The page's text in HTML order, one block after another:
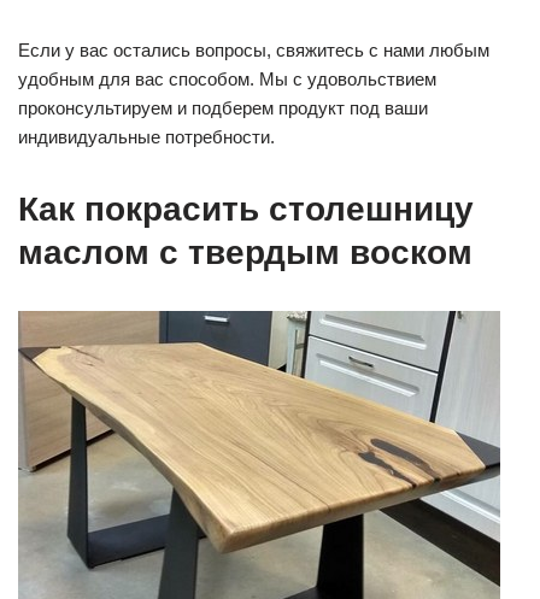
Если у вас остались вопросы, свяжитесь с нами любым
удобным для вас способом. Мы с удовольствием
проконсультируем и подберем продукт под ваши
индивидуальные потребности.
Как покрасить столешницу
маслом с твердым воском